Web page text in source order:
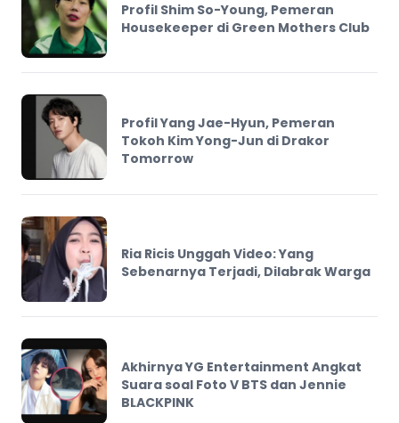
Profil Shim So-Young, Pemeran
Housekeeper di Green Mothers Club
Profil Yang Jae-Hyun, Pemeran
Tokoh Kim Yong-Jun di Drakor
Tomorrow
Ria Ricis Unggah Video: Yang
Sebenarnya Terjadi, Dilabrak Warga
Akhirnya YG Entertainment Angkat
Suara soal Foto V BTS dan Jennie
BLACKPINK